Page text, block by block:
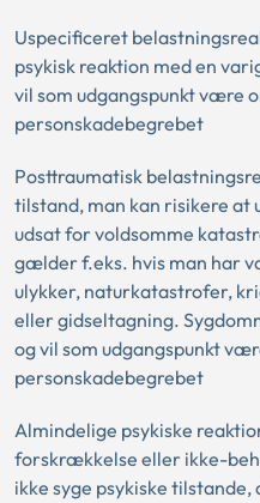
Uspecificeret
psykisk reaktion med en
vil som udgangspunkt være
personskadebegrebet
Posttraumatisk
tilstand, man kan risikere
udsat for voldsomme
gælder f.eks. hvis man har
ulykker, naturkatastrofer,
eller gidseltagning.
og vil som udgangspunkt
personskadebegrebet
Almindelige psykiske
forskrækkelse eller ikke-
ikke syge psykiske